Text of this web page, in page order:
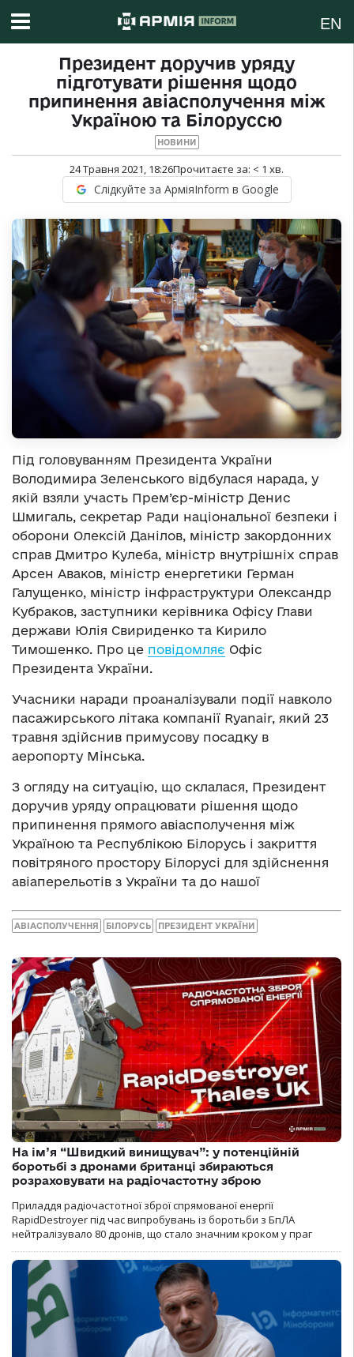
EN
Президент доручив уряду
підготувати рішення щодо
припинення авіасполучення між
Україною та Білоруссю
НОВИНИ
24 Травня 2021, 18:26Прочитаєте за: < 1 хв.
Слідкуйте за АрміяInform в Google
Під головуванням Президента України
Володимира Зеленського відбулася нарада, у
якій взяли участь Прем’єр-міністр Денис
Шмигаль, секретар Ради національної безпеки і
оборони Олексій Данілов, міністр закордонних
справ Дмитро Кулеба, міністр внутрішніх справ
Арсен Аваков, міністр енергетики Герман
Галущенко, міністр інфраструктури Олександр
Кубраков, заступники керівника Офісу Глави
держави Юлія Свириденко та Кирило
Тимошенко. Про це повідомляє Офіс
Президента України.
Учасники наради проаналізували події навколо
пасажирського літака компанії Ryanair, який 23
травня здійснив примусову посадку в
аеропорту Мінська.
З огляду на ситуацію, що склалася, Президент
доручив уряду опрацювати рішення щодо
припинення прямого авіасполучення між
Україною та Республікою Білорусь і закриття
повітряного простору Білорусі для здійснення
авіаперельотів з України та до нашої
АВІАСПОЛУЧЕННЯ БІЛОРУСЬ ПРЕЗИДЕНТ УКРАЇНИ
На ім’я “Швидкий винищувач”: у потенційній
боротьбі з дронами британці збираються
розраховувати на радіочастотну зброю
Приладдя радіочастотної зброї спрямованої енергії
RapidDestroyer під час випробувань із боротьби з БпЛА
нейтралізувало 80 дронів, що стало значним кроком у праг